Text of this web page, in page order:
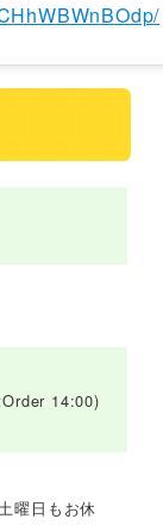
14:00)
曜日もお休